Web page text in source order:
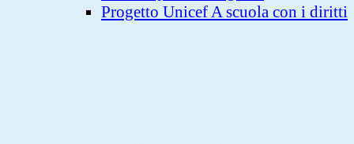
Progetto Unicef A scuola con i diritti